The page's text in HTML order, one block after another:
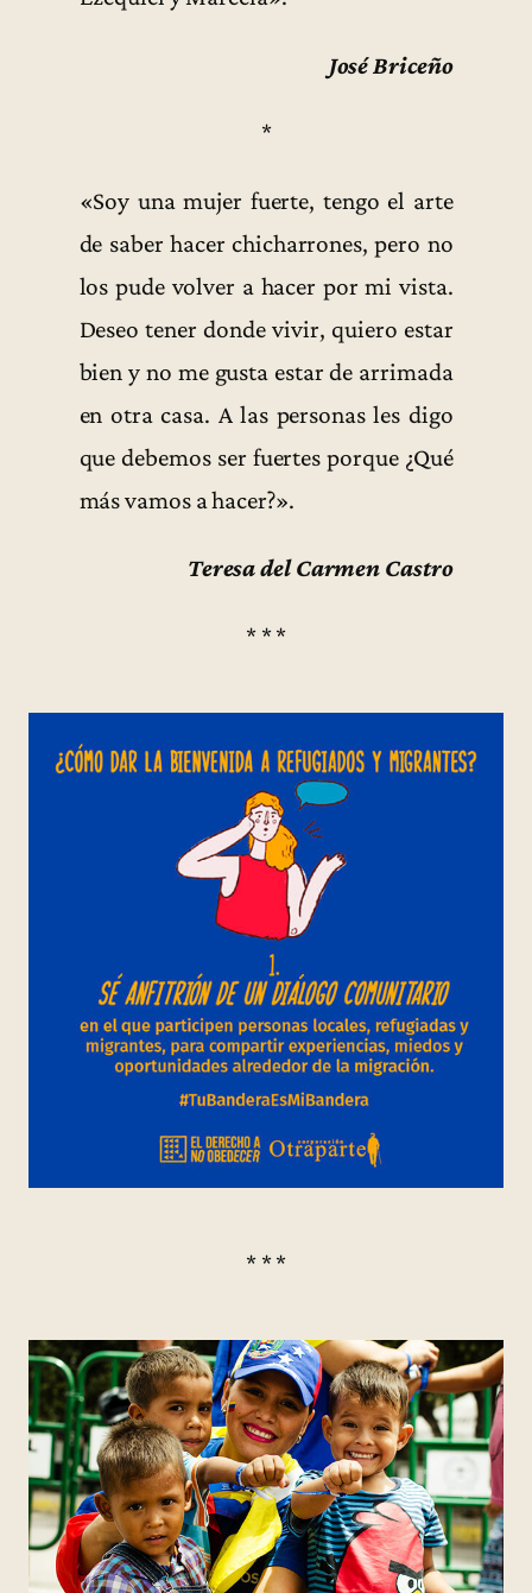
José Briceño
*
«Soy una mujer fuerte, tengo el arte
de saber hacer chicharrones, pero no
los pude volver a hacer por mi vista.
Deseo tener donde vivir, quiero estar
bien y no me gusta estar de arrimada
en otra casa. A las personas les digo
que debemos ser fuertes porque ¿Qué
más vamos a hacer?».
Teresa del Carmen Castro
* * *
* * *